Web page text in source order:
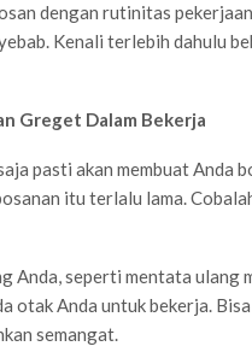
dengan rutinitas
Kenali terlebih dahulu
Greget Dalam Bekerja
pasti akan membuat Anda
itu terlalu lama.
Anda, seperti mentata ulang
otak Anda untuk bekerja.
semangat.